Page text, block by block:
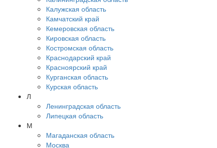
Калужская область
Камчатский край
Кемеровская область
Кировская область
Костромская область
Краснодарский край
Красноярский край
Курганская область
Курская область
Л
Ленинградская область
Липецкая область
М
Магаданская область
Москва